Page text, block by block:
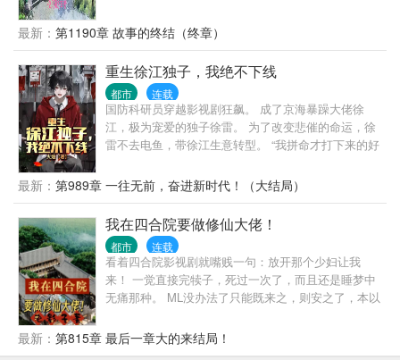
最新： 第1190章 故事的终结（终章）
重生徐江独子，我绝不下线
都市 连载
国防科研员穿越影视剧狂飙。 成了京海暴躁大佬徐
江，极为宠爱的独子徐雷。 为了改变悲催的命运，徐
雷不去电鱼，带徐江生意转型。 “我拼命才打下来的好
子，为什么要让白金瀚的美女们，去唱歌拍电影？一
首歌卖彩铃真能赚上亿？” “高启盛卖小灵通都赚翻
了，为什么你投资研制的手机电脑还没动静？光刻机
又是什么东西？” “搞火箭、放卫星、造飞机，高超音
速导弹，察打一体无人机……你到底还有多少高科技
武器瞒着我？” …… 穿越而来的徐雷立志成为科技大
佬，带着徐江一路狂飙……
最新： 第989章 一往无前，奋进新时代！（大结局）
我在四合院要做修仙大佬！
都市 连载
看着四合院影视剧就嘴贱一句：放开那个少妇让我
来！ 一觉直接完犊子，死过一次了，而且还是睡梦中
无痛那种。 ML没办法了只能既来之，则安之了，本以
觉自己竟然梦到大仙，而且还被大仙收为徒弟，然后
通过自己一些骚操作，得到了大仙传仙法“霸天决”修
最新： 第815章 最后一章大的来结局！